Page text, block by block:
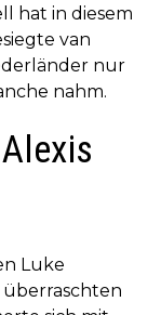
hat in diesem
van
nur
nahm.
Luke
überraschten